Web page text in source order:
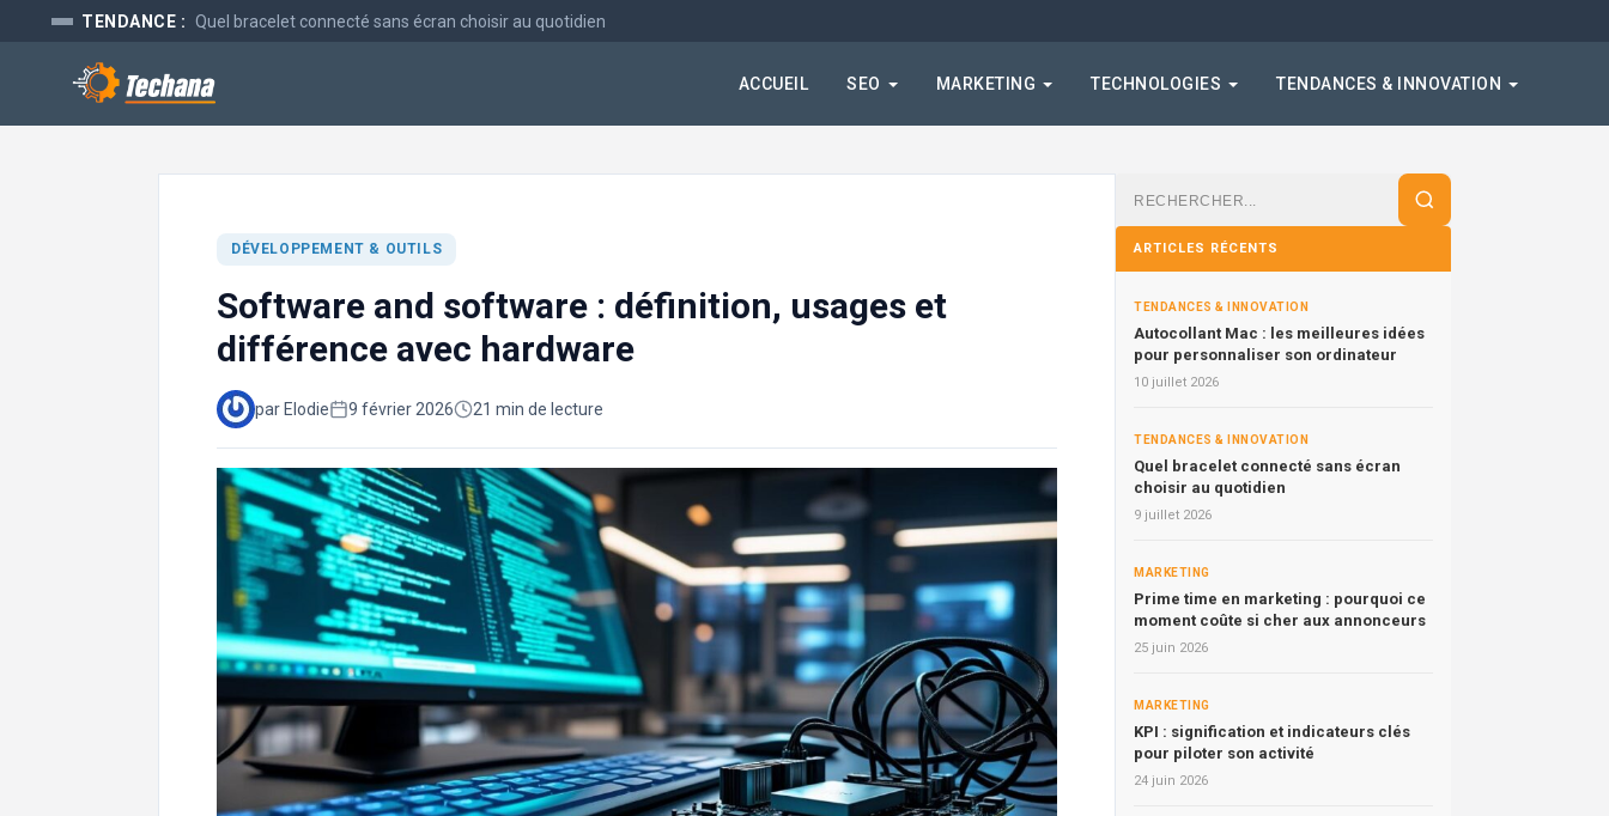
TENDANCE : Quel bracelet connecté sans écran choisir au quotidien
ACCUEIL SEO MARKETING TECHNOLOGIES TENDANCES & INNOVATION
DÉVELOPPEMENT & OUTILS
Software and software : définition, usages et
différence avec hardware
par Elodie 9 février 2026 21 min de lecture
Rechercher
ARTICLES RÉCENTS
TENDANCES & INNOVATION
Autocollant Mac : les meilleures idées
pour personnaliser son ordinateur
10 juillet 2026
TENDANCES & INNOVATION
Quel bracelet connecté sans écran
choisir au quotidien
9 juillet 2026
MARKETING
Prime time en marketing : pourquoi ce
moment coûte si cher aux annonceurs
25 juin 2026
MARKETING
KPI : signification et indicateurs clés
pour piloter son activité
24 juin 2026